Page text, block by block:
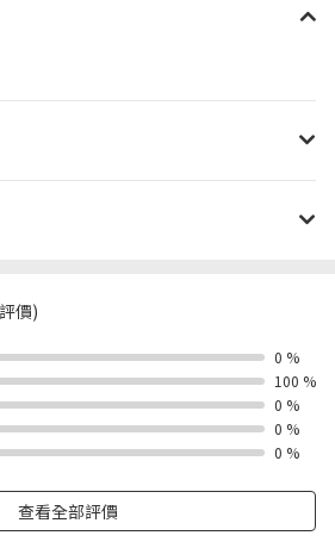
價)
0 %
100 %
0 %
0 %
0 %
查看全部評價